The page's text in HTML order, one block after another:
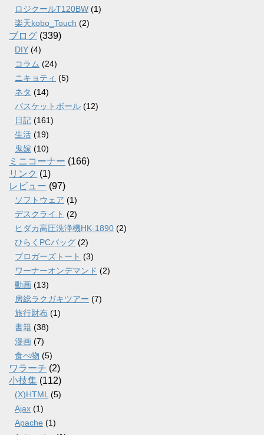
ロジクールT120BW (1)
楽天kobo_Touch (2)
ブログ (339)
DIY (4)
コラム (24)
ニキョティ (5)
ネタ (14)
バスケットボール (12)
日記 (161)
生活 (19)
鬼嫁 (10)
ミニコーナー (166)
リンク (1)
レビュー (97)
ソフトウェア (1)
デスクライト (2)
ヒダカ高圧洗浄機HK-1890 (2)
ひらくPCバッグ (2)
ブロガーズトート (3)
ワーナーオンデマンド (2)
動画 (13)
房総ラクガキツアー (7)
旅行財布 (1)
書籍 (38)
漫画 (7)
食べ物 (5)
ワラーチ (2)
小技集 (112)
(X)HTML (5)
Ajax (1)
Apache (1)